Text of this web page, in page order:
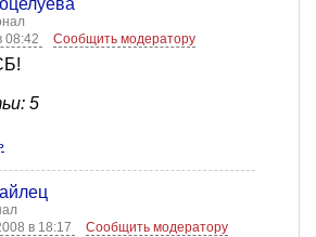
08:42
Сообщить модератору
5
в 18:17
Сообщить модератору